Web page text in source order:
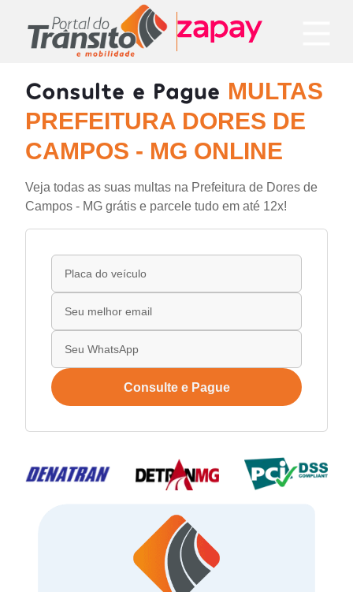
Consulte e Pague MULTAS
PREFEITURA DORES DE
CAMPOS - MG ONLINE
Veja todas as suas multas na Prefeitura de Dores de
Campos - MG grátis e parcele tudo em até 12x!
Consulte e Pague